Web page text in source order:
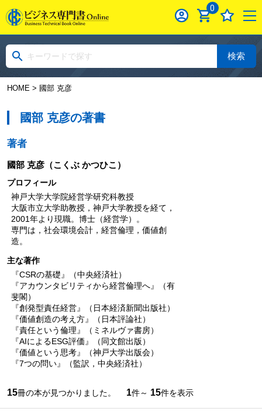
0
検索
HOME> 國部 克彦
國部 克彦の著書
著者
國部 克彦（こくぶ かつひこ）
プロフィール
神戸大学大学院経営学研究科教授
大阪市立大学助教授，神戸大学教授を経て，
2001年より現職。博士（経営学）。
専門は，社会環境会計，経営倫理，価値創
造。
主な著作
『CSRの基礎』（中央経済社）
『アカウンタビリティから経営倫理へ』（有
斐閣）
『創発型責任経営』（日本経済新聞出版社）
『価値創造の考え方』（日本評論社）
『責任という倫理』（ミネルヴァ書房）
『AIによるESG評価』（同文館出版）
『価値という思考』（神戸大学出版会）
『7つの問い』（監訳，中央経済社）
15冊の本が見つかりました。 1件～ 15件を表示